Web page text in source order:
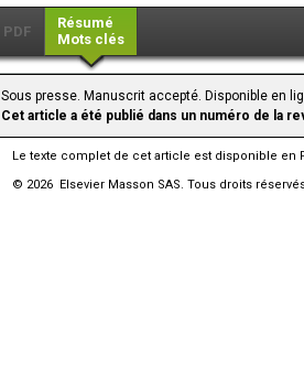
PDF
Résumé
Mots clés
Sous presse. Manuscrit accepté. Disponible en
Cet article a été publié dans un numéro de la
Le texte complet de cet article est disponible en
© 2026 Elsevier Masson SAS. Tous droits